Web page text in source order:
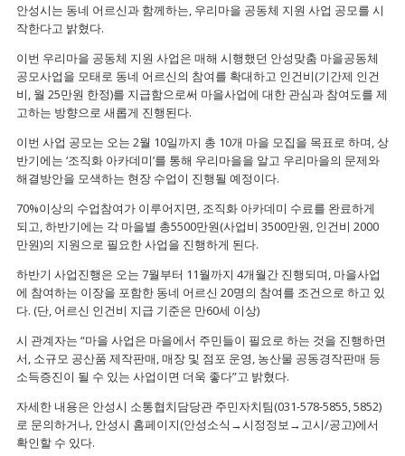
안성시는 동네 어르신과 함께하는, 우리마을 공동체 지원 사업 공모를 시
작한다고 밝혔다.
이번 우리마을 공동체 지원 사업은 매해 시행했던 안성맞춤 마을공동체
공모사업을 모태로 동네 어르신의 참여를 확대하고 인건비(기간제 인건
비, 월 25만원 한정)를 지급함으로써 마을사업에 대한 관심과 참여도를 제
고하는 방향으로 새롭게 진행된다.
이번 사업 공모는 오는 2월 10일까지 총 10개 마을 모집을 목표로 하며, 상
반기에는 ‘조직화 아카데미’를 통해 우리마을을 알고 우리마을의 문제와
해결방안을 모색하는 현장 수업이 진행될 예정이다.
70%이상의 수업참여가 이루어지면, 조직화 아카데미 수료를 완료하게
되고, 하반기에는 각 마을별 총5500만원(사업비 3500만원, 인건비 2000
만원)의 지원으로 필요한 사업을 진행하게 된다.
하반기 사업진행은 오는 7월부터 11월까지 4개월간 진행되며, 마을사업
에 참여하는 이장을 포함한 동네 어르신 20명의 참여를 조건으로 하고 있
다. (단, 어르신 인건비 지급 기준은 만60세 이상)
시 관계자는 “마을 사업은 마을에서 주민들이 필요로 하는 것을 진행하면
서, 소규모 공산품 제작판매, 매장 및 점포 운영, 농산물 공동경작판매 등
소득증진이 될 수 있는 사업이면 더욱 좋다”고 밝혔다.
자세한 내용은 안성시 소통협치담당관 주민자치팀(031-578-5855, 5852)
로 문의하거나, 안성시 홈페이지(안성소식→시정정보→고시/공고)에서
확인할 수 있다.